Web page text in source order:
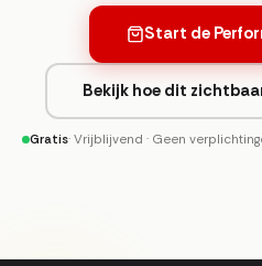
Start de
Bekijk hoe dit
Gratis· Vrijblijvend · Geen